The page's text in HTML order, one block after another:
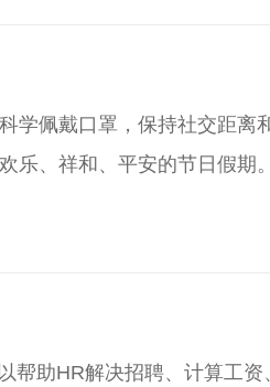
学佩戴口罩，保持社交距离
乐、祥和、平安的节日假期。
帮助HR解决招聘、计算工资